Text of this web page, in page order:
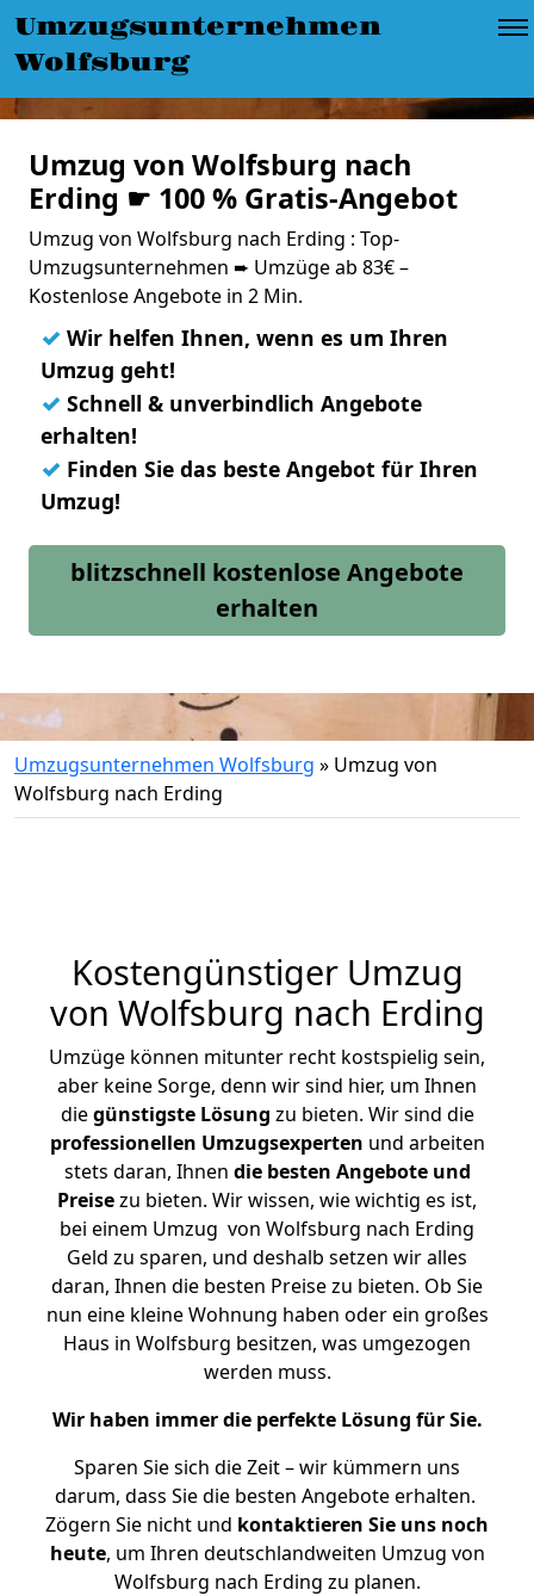
Umzugsunternehmen
Wolfsburg
Umzug von Wolfsburg nach
Erding ☛ 100 % Gratis-Angebot
Umzug von Wolfsburg nach Erding : Top-
Umzugsunternehmen ➨ Umzüge ab 83€ –
Kostenlose Angebote in 2 Min.
✓ Wir helfen Ihnen, wenn es um Ihren
Umzug geht!
✓ Schnell & unverbindlich Angebote
erhalten!
✓ Finden Sie das beste Angebot für Ihren
Umzug!
blitzschnell kostenlose Angebote
erhalten
Umzugsunternehmen Wolfsburg » Umzug von
Wolfsburg nach Erding
Kostengünstiger Umzug
von Wolfsburg nach Erding
Umzüge können mitunter recht kostspielig sein,
aber keine Sorge, denn wir sind hier, um Ihnen
diegünstigste Lösung zu bieten. Wir sind die
professionellen Umzugsexperten und arbeiten
stets daran, Ihnen die besten Angebote und
Preisezu bieten. Wir wissen, wie wichtig es ist,
bei einem Umzug von Wolfsburg nach Erding
Geld zu sparen, und deshalb setzen wir alles
daran, Ihnen die besten Preise zu bieten. Ob Sie
nun eine kleine Wohnung haben oder ein großes
Haus in Wolfsburg besitzen, was umgezogen
werden muss.
Wir haben immer die perfekte Lösung für Sie.
Sparen Sie sich die Zeit – wir kümmern uns
darum, dass Sie die besten Angebote erhalten.
Zögern Sie nicht und kontaktieren Sie uns noch
heute, um Ihren deutschlandweiten Umzug von
Wolfsburg nach Erding zu planen.